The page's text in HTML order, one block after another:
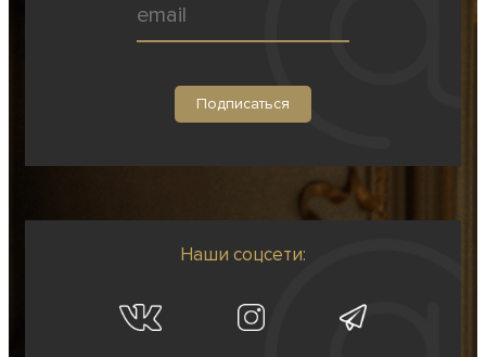
Наши соцсети: